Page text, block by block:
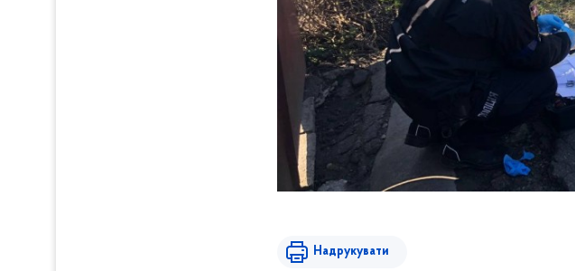
Надрукувати